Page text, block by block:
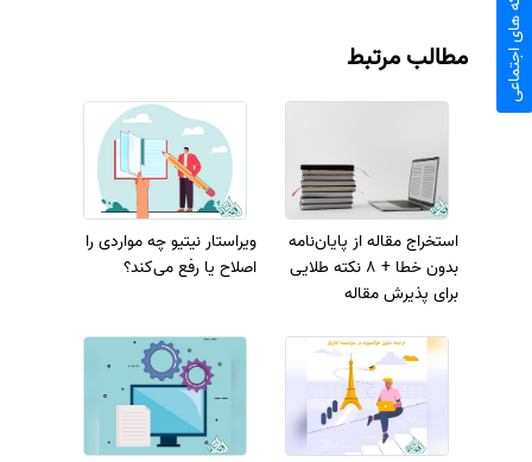
مطالب مرتبط
استخراج مقاله از پایان‌نامه
بدون خطا + 8 نکته طلایی
برای پذیرش مقاله
ویراستار نیتیو چه مواردی را
اصلاح یا رفع می‌کند؟
شبکه های اجتماعی